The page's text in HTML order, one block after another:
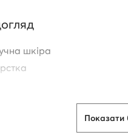
шкіра
про походження
Показати